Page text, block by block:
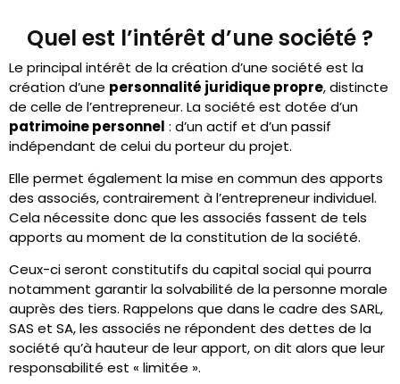
Quel est l’intérêt d’une société ?
Le principal intérêt de la création d’une société est la
création d’une personnalité juridique propre, distincte
de celle de l’entrepreneur. La société est dotée d’un
patrimoine personnel : d’un actif et d’un passif
indépendant de celui du porteur du projet.
Elle permet également la mise en commun des apports
des associés, contrairement à l’entrepreneur individuel.
Cela nécessite donc que les associés fassent de tels
apports au moment de la constitution de la société.
Ceux-ci seront constitutifs du capital social qui pourra
notamment garantir la solvabilité de la personne morale
auprès des tiers. Rappelons que dans le cadre des SARL,
SAS et SA, les associés ne répondent des dettes de la
société qu’à hauteur de leur apport, on dit alors que leur
responsabilité est « limitée ».